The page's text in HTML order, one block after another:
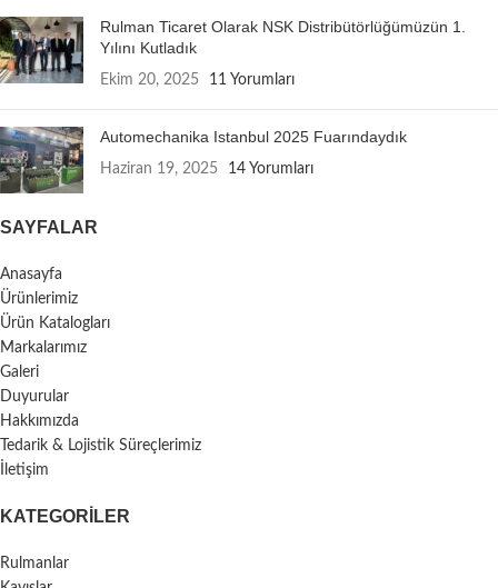
Rulman Ticaret Olarak NSK Distribütörlüğümüzün 1.
Yılını Kutladık
Ekim 20, 2025 11 Yorumları
Automechanika Istanbul 2025 Fuarındaydık
Haziran 19, 2025 14 Yorumları
SAYFALAR
Anasayfa
Ürünlerimiz
Ürün Katalogları
Markalarımız
Galeri
Duyurular
Hakkımızda
Tedarik & Lojistik Süreçlerimiz
İletişim
KATEGORILER
Rulmanlar